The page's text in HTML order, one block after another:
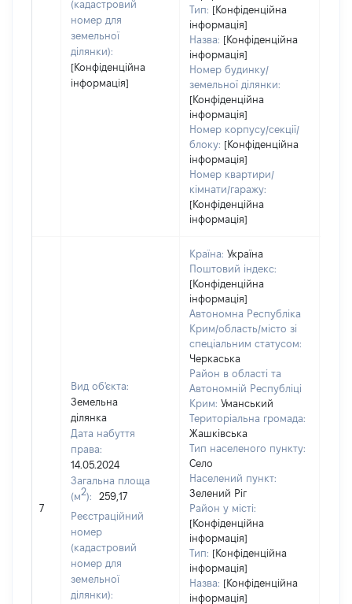
(кадастровий
номер для
земельної
ділянки):
[Конфіденційна
інформація]
Тип: [Конфіденційна
інформація]
Назва: [Конфіденційна
інформація]
Номер будинку/
земельної ділянки:
[Конфіденційна
інформація]
Номер корпусу/секції/
блоку: [Конфіденційна
інформація]
Номер квартири/
кімнати/гаражу:
[Конфіденційна
інформація]
7
Вид об'єкта:
Земельна
ділянка
Дата набуття
права:
14.05.2024
Загальна площа
(м2):
259,17
Реєстраційний
номер
(кадастровий
номер для
земельної
ділянки):
Країна: Україна
Поштовий індекс:
[Конфіденційна
інформація]
Автономна Республіка
Крим/область/місто зі
спеціальним статусом:
Черкаська
Район в області та
Автономній Республіці
Крим: Уманський
Територіальна громада:
Жашківська
Тип населеного пункту:
Село
Населений пункт:
Зелений Ріг
Район у місті:
[Конфіденційна
інформація]
Тип: [Конфіденційна
інформація]
Назва: [Конфіденційна
інформація]